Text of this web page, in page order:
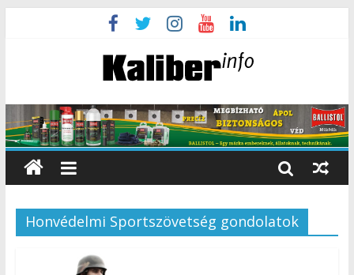
Honvédelmi Sportszövetség gondolatok